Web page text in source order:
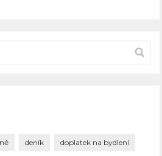
deník doplatek na bydlení